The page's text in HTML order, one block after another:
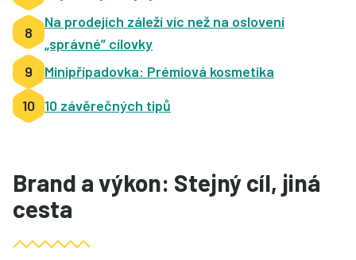
8
Na prodejích záleží víc než na oslovení
„správné” cílovky
9
Minipřípadovka: Prémiová kosmetika
10 10 závěrečných tipů
Brand a výkon: Stejný cíl, jiná
cesta